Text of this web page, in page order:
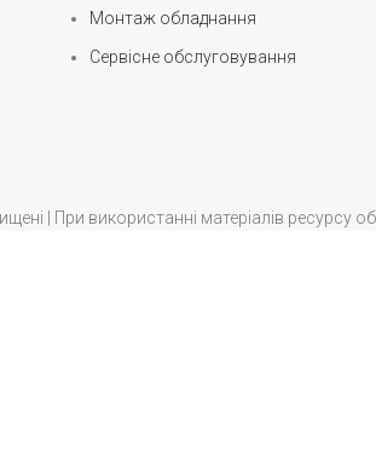
Монтаж обладнання
Сервісне обслуговування
| При використанні матеріалів